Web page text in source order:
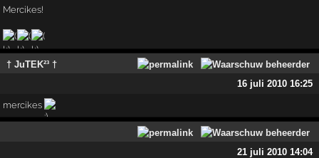
Mercikes!
† JuTEK²³ †
16 juli 2010 16:25
mercikes
21 juli 2010 14:04